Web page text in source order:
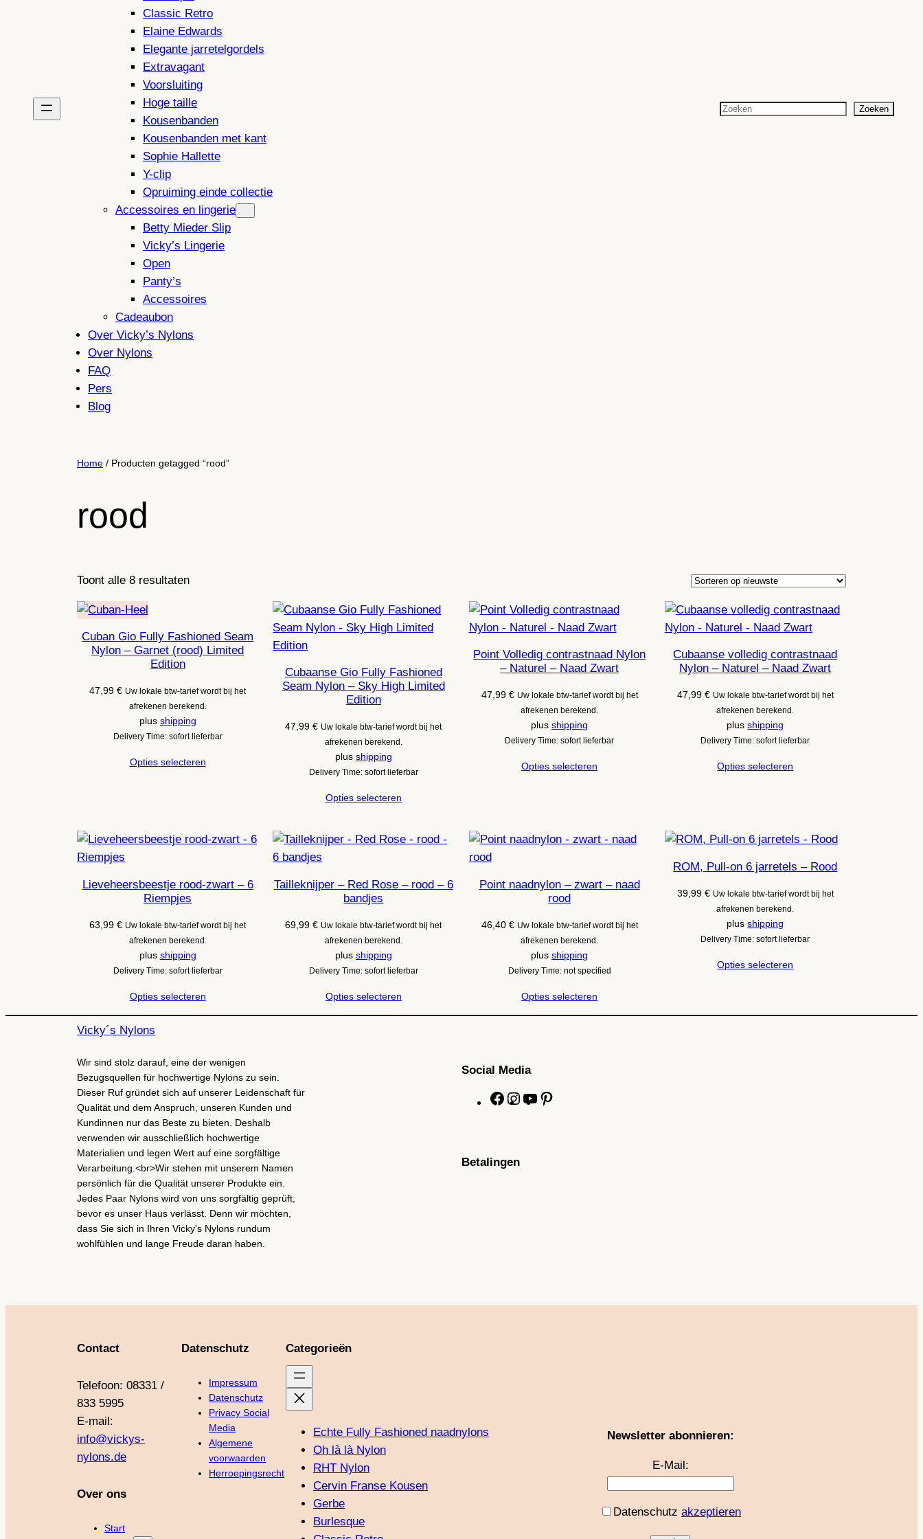
Classic Retro
Elaine Edwards
Elegante jarretelgordels
Extravagant
Voorsluiting
Hoge taille
Kousenbanden
Kousenbanden met kant
Sophie Hallette
Y-clip
Opruiming einde collectie
Accessoires en lingerie
Betty Mieder Slip
Vicky’s Lingerie
Open
Panty’s
Accessoires
Cadeaubon
Over Vicky’s Nylons
Over Nylons
FAQ
Pers
Blog
Zoeken Zoeken
Home / Producten getagged “rood”
rood
Toont alle 8 resultatenGesorteerd
Cuban Gio Fully Fashioned Seam
Nylon – Garnet (rood) Limited
Edition
47,99€ Uw lokale btw-tarief wordt bij het
afrekenen berekend.
plus shipping
Delivery Time: sofort lieferbar
Opties selecteren
Cubaanse Gio Fully Fashioned
Seam Nylon – Sky High Limited
Edition
47,99€ Uw lokale btw-tarief wordt bij het
afrekenen berekend.
plus shipping
Delivery Time: sofort lieferbar
Opties selecteren
Point Volledig contrastnaad Nylon
– Naturel – Naad Zwart
47,99 € Uw lokale btw-tarief wordt bij het
afrekenen berekend.
plusshipping
Delivery Time: sofort lieferbar
Opties selecteren
Cubaanse volledig contrastnaad
Nylon – Naturel – Naad Zwart
47,99 € Uw lokale btw-tarief wordt bij het
afrekenen berekend.
plusshipping
Delivery Time: sofort lieferbar
Opties selecteren
Lieveheersbeestje rood-zwart – 6
Riempjes
63,99€ Uw lokale btw-tarief wordt bij het
afrekenen berekend.
plus shipping
Delivery Time: sofort lieferbar
Opties selecteren
Tailleknijper – Red Rose – rood – 6
bandjes
69,99€ Uw lokale btw-tarief wordt bij het
afrekenen berekend.
plus shipping
Delivery Time: sofort lieferbar
Opties selecteren
Point naadnylon – zwart – naad
rood
46,40 € Uw lokale btw-tarief wordt bij het
afrekenen berekend.
plusshipping
Delivery Time: not specified
Opties selecteren
ROM, Pull-on 6 jarretels – Rood
39,99 € Uw lokale btw-tarief wordt bij het
afrekenen berekend.
plusshipping
Delivery Time: sofort lieferbar
Opties selecteren
Vicky´s Nylons
Wir sind stolz darauf, eine der wenigen
Bezugsquellen für hochwertige Nylons zu sein.
Dieser Ruf gründet sich auf unserer Leidenschaft für
Qualität und dem Anspruch, unseren Kunden und
Kundinnen nur das Beste zu bieten. Deshalb
verwenden wir ausschließlich hochwertige
Materialien und legen Wert auf eine sorgfältige
Verarbeitung.<br>Wir stehen mit unserem Namen
persönlich für die Qualität unserer Produkte ein.
Jedes Paar Nylons wird von uns sorgfältig geprüft,
bevor es unser Haus verlässt. Denn wir möchten,
dass Sie sich in Ihren Vicky's Nylons rundum
wohlfühlen und lange Freude daran haben.
Social Media
F
b
I
Y
Betalingen
Contact
Telefoon: 08331 /
833 5995
E-mail:
info@vickys-
nylons.de
Over ons
Start
Datenschutz
Impressum
Datenschutz
Privacy Social
Media
Algemene
voorwaarden
Herroepingsrecht
Categorieën
Echte Fully Fashioned naadnylons
Oh là là Nylon
RHT Nylon
Cervin Franse Kousen
Gerbe
Burlesque
Newsletter abonnieren:
E-Mail:
Datenschutz akzeptieren